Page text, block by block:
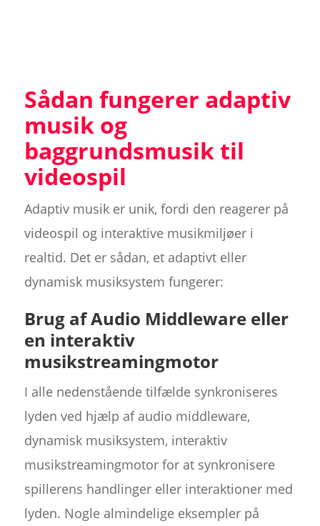
Sådan fungerer adaptiv
musik og
baggrundsmusik til
videospil
Adaptiv musik er unik, fordi den reagerer på
videospil og interaktive musikmiljøer i
realtid. Det er sådan, et adaptivt eller
dynamisk musiksystem fungerer:
Brug af Audio Middleware eller
en interaktiv
musikstreamingmotor
I alle nedenstående tilfælde synkroniseres
lyden ved hjælp af audio middleware,
dynamisk musiksystem, interaktiv
musikstreamingmotor for at synkronisere
spillerens handlinger eller interaktioner med
lyden. Nogle almindelige eksempler på